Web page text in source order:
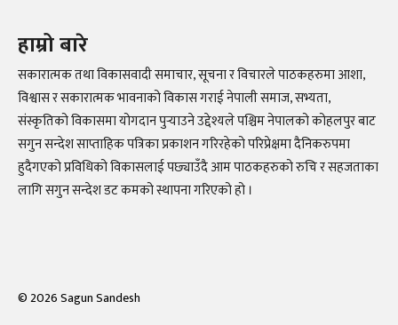
हाम्रो बारे
सकारात्मक तथा विकासवादी समाचार, सूचना र विचारले पाठकहरुमा आशा,
विश्वास र सकारात्मक भावनाको विकास गराई नेपाली समाज, सभ्यता,
संस्कृतिको विकासमा योगदान पुर्‍याउने उद्देश्यले पश्चिम नेपालको कोहलपुर बाट
सगुन सन्देश साप्ताहिक पत्रिका प्रकाशन गरिरहेको परिप्रेक्षमा दैनिकरुपमा
हुदैगएको प्रविधिको विकासलाई पछ्याउँदै आम पाठकहरुको रुचि र सहजताका
लागि सगुन सन्देश डट कमको स्थापना गरिएको हो ।
©2026Sagun Sandesh